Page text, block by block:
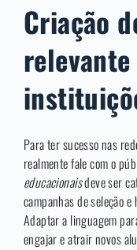
Criação
Para ter sucesso nas
realmente fale com o
educacionaisdeve ser
campanhas de seleção
Adaptar a linguagem
engajar e atrair novos